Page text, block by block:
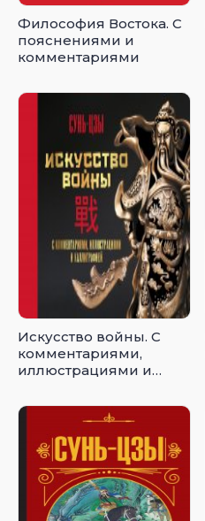
Философия Востока. С
пояснениями и
комментариями
Искусство войны. С
комментариями,
иллюстрациями и